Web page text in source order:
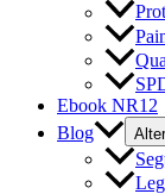
Ebook NR12
Blog